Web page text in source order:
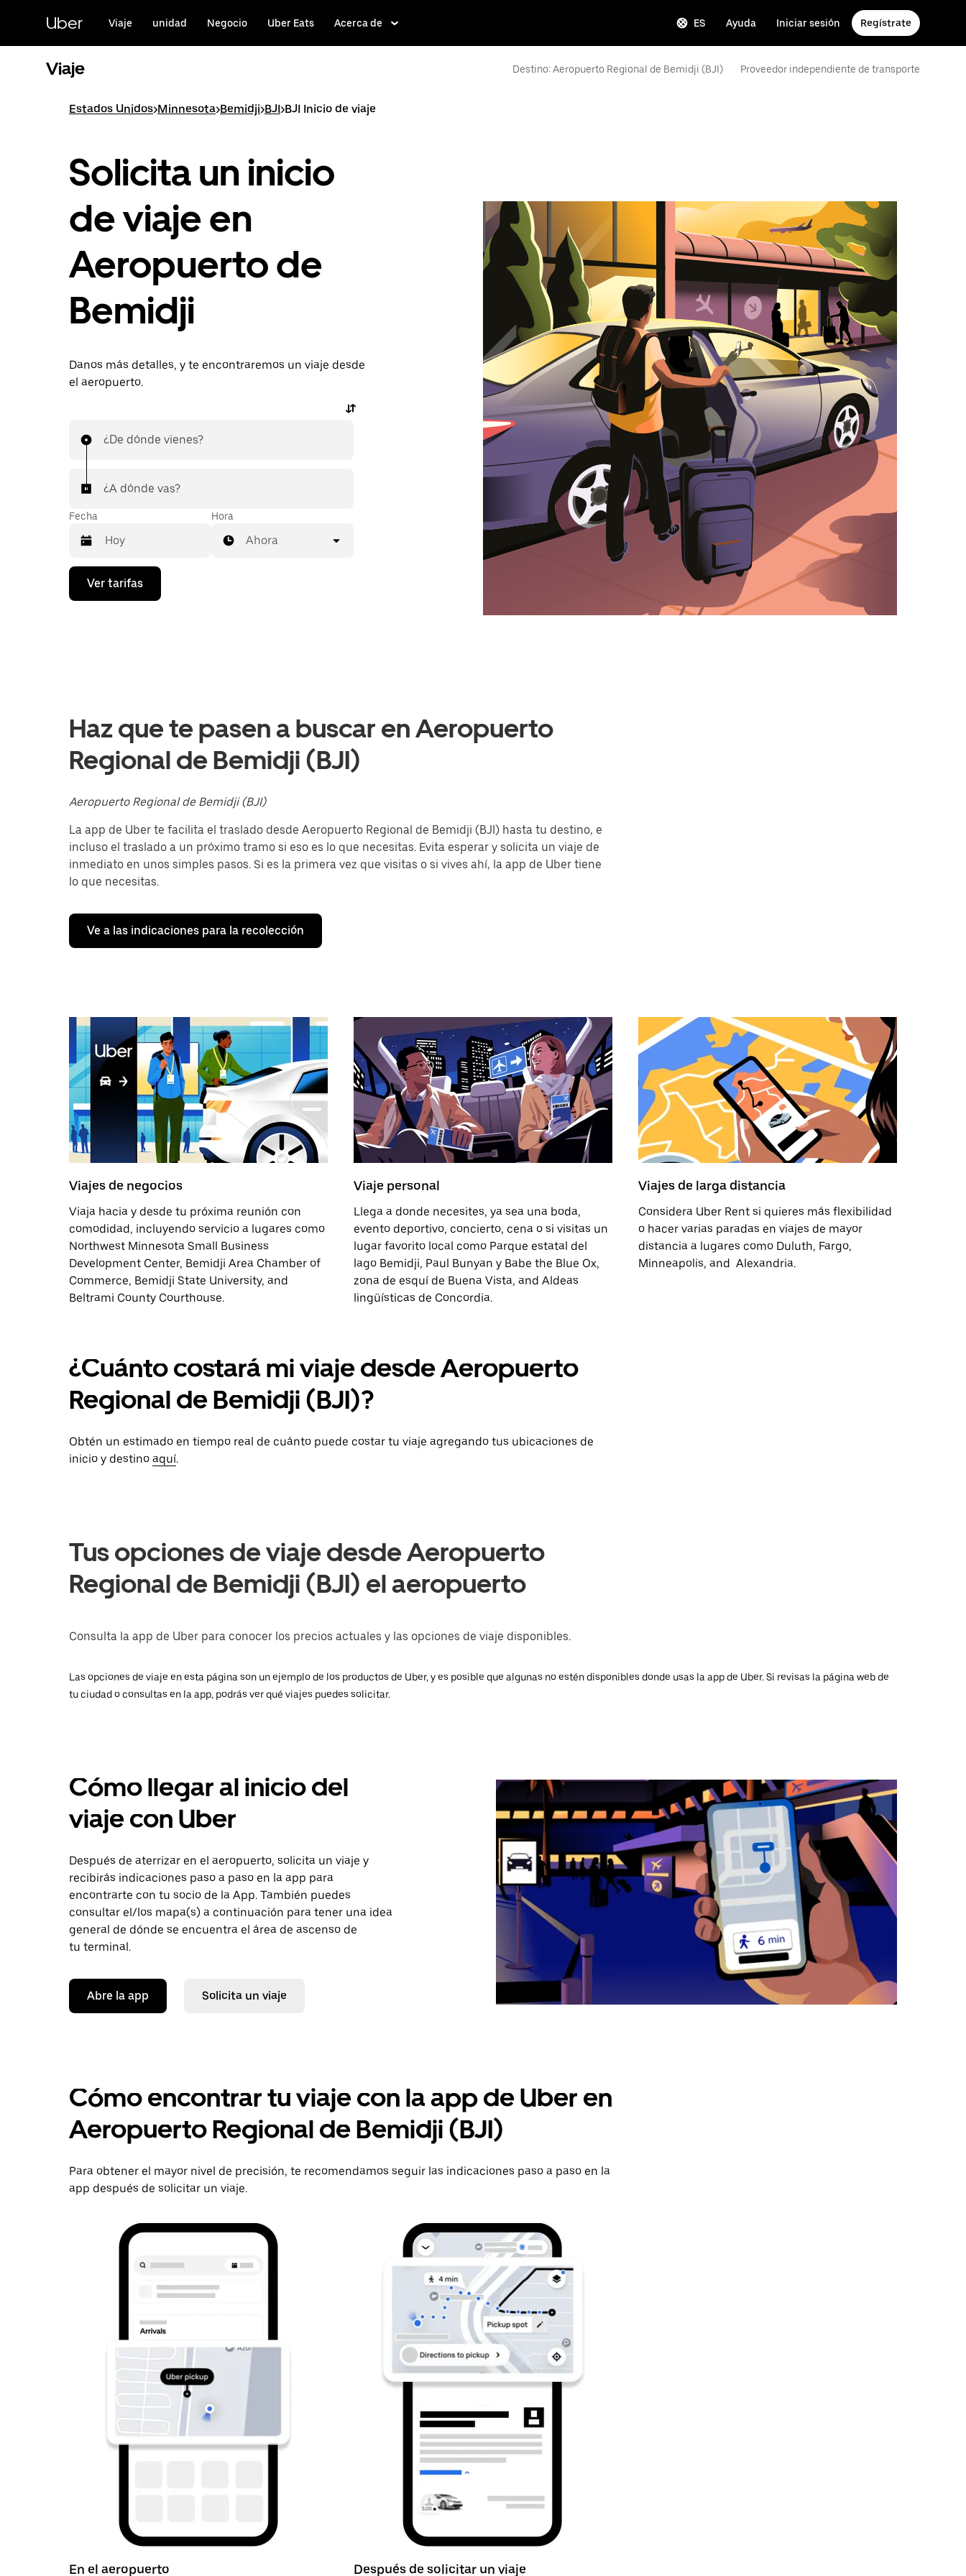
contenido
principal
Uber Viaje unidad Negocio Uber Eats Acerca de ES Ayuda Iniciar sesión Regístrate
Viaje Destino: Aeropuerto Regional de Bemidji (BJI) Proveedor independiente de transporte
Estados Unidos>Minnesota>Bemidji>BJI>BJI Inicio de viaje
Solicita un inicio
de viaje en
Aeropuerto de
Bemidji
Danos más detalles, y te encontraremos un viaje desde
el aeropuerto.
¿De dónde vienes?
¿A dónde vas?
Fecha
Presiona
flecha
selecciona
una
Presiona
la
para
cerrar
calendario.
Hora
Ahora
Ver tarifas
Haz que te pasen a buscar en Aeropuerto
Regional de Bemidji (BJI)
Aeropuerto Regional de Bemidji (BJI)
La app de Uber te facilita el traslado desde Aeropuerto Regional de Bemidji (BJI) hasta tu destino, e
incluso el traslado a un próximo tramo si eso es lo que necesitas. Evita esperar y solicita un viaje de
inmediato en unos simples pasos. Si es la primera vez que visitas o si vives ahí, la app de Uber tiene
lo que necesitas.
Ve a las indicaciones para la recolección
Viajes de negocios
Viaja hacia y desde tu próxima reunión con
comodidad, incluyendo servicio a lugares como
Northwest Minnesota Small Business
Development Center, Bemidji Area Chamber of
Commerce, Bemidji State University, and
Beltrami County Courthouse.
Viaje personal
Llega a donde necesites, ya sea una boda,
evento deportivo, concierto, cena o si visitas un
lugar favorito local como Parque estatal del
lago Bemidji, Paul Bunyan y Babe the Blue Ox,
zona de esquí de Buena Vista, and Aldeas
lingüísticas de Concordia.
Viajes de larga distancia
Considera Uber Rent si quieres más flexibilidad
o hacer varias paradas en viajes de mayor
distancia a lugares como Duluth, Fargo,
Minneapolis, and Alexandria.
¿Cuánto costará mi viaje desde Aeropuerto
Regional de Bemidji (BJI)?
Obtén un estimado en tiempo real de cuánto puede costar tu viaje agregando tus ubicaciones de
inicio y destino aquí.
Tus opciones de viaje desde Aeropuerto
Regional de Bemidji (BJI) el aeropuerto
Consulta la app de Uber para conocer los precios actuales y las opciones de viaje disponibles.
Las opciones de viaje en esta página son un ejemplo de los productos de Uber, y es posible que algunas no estén disponibles donde usas la app de Uber. Si revisas la página web de
tu ciudad o consultas en la app, podrás ver qué viajes puedes solicitar.
Cómo llegar al inicio del
viaje con Uber
Después de aterrizar en el aeropuerto, solicita un viaje y
recibirás indicaciones paso a paso en la app para
encontrarte con tu socio de la App. También puedes
consultar el/los mapa(s) a continuación para tener una idea
general de dónde se encuentra el área de ascenso de
tu terminal.
Abre la app Solicita un viaje
Cómo encontrar tu viaje con la app de Uber en
Aeropuerto Regional de Bemidji (BJI)
Para obtener el mayor nivel de precisión, te recomendamos seguir las indicaciones paso a paso en la
app después de solicitar un viaje.
En el aeropuerto Después de solicitar un viaje